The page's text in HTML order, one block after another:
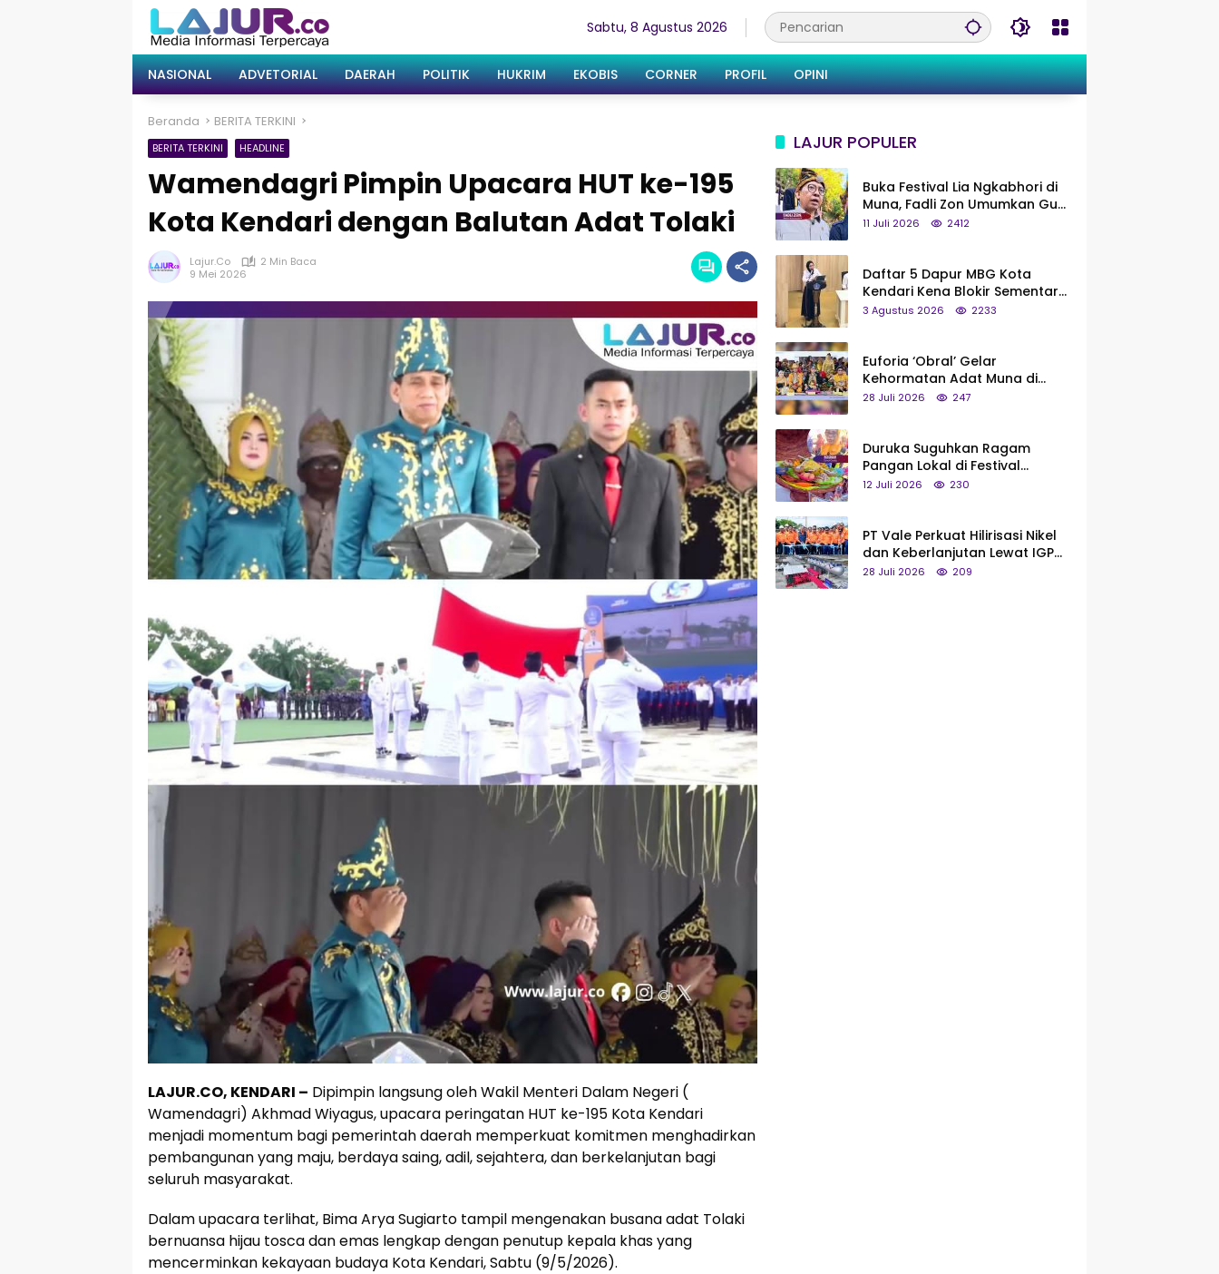
Sabtu, 8 Agustus 2026
NASIONAL ADVETORIAL DAERAH POLITIK HUKRIM EKOBIS CORNER PROFIL OPINI
Beranda BERITA TERKINI
BERITA TERKINI HEADLINE
Wamendagri Pimpin Upacara HUT ke-195
Kota Kendari dengan Balutan Adat Tolaki
Lajur.co
2 Min Baca
9 Mei 2026
LAJUR.CO, KENDARI – Dipimpin langsung oleh Wakil Menteri Dalam Negeri (
Wamendagri) Akhmad Wiyagus, upacara peringatan HUT ke-195 Kota Kendari
menjadi momentum bagi pemerintah daerah memperkuat komitmen menghadirkan
pembangunan yang maju, berdaya saing, adil, sejahtera, dan berkelanjutan bagi
seluruh masyarakat.
Dalam upacara terlihat, Bima Arya Sugiarto tampil mengenakan busana adat Tolaki
bernuansa hijau tosca dan emas lengkap dengan penutup kepala khas yang
mencerminkan kekayaan budaya Kota Kendari, Sabtu (9/5/2026).
LAJUR POPULER
Buka Festival Lia Ngkabhori di
Muna, Fadli Zon Umumkan Gua
Metanduno Segera Naik Status
11 Juli 2026 2412
Daftar 5 Dapur MBG Kota
Kendari Kena Blokir Sementara
dari Pusat
3 Agustus 2026 2233
Euforia ‘Obral’ Gelar
Kehormatan Adat Muna di
Silaturahmi KKMM, Ridwan Bae:
28 Juli 2026 247
Duruka Suguhkan Ragam
Pangan Lokal di Festival
Liangkobhori, Dari Umbi Rebus
12 Juli 2026 230
PT Vale Perkuat Hilirisasi Nikel
dan Keberlanjutan Lewat IGP
Morowali
28 Juli 2026 209